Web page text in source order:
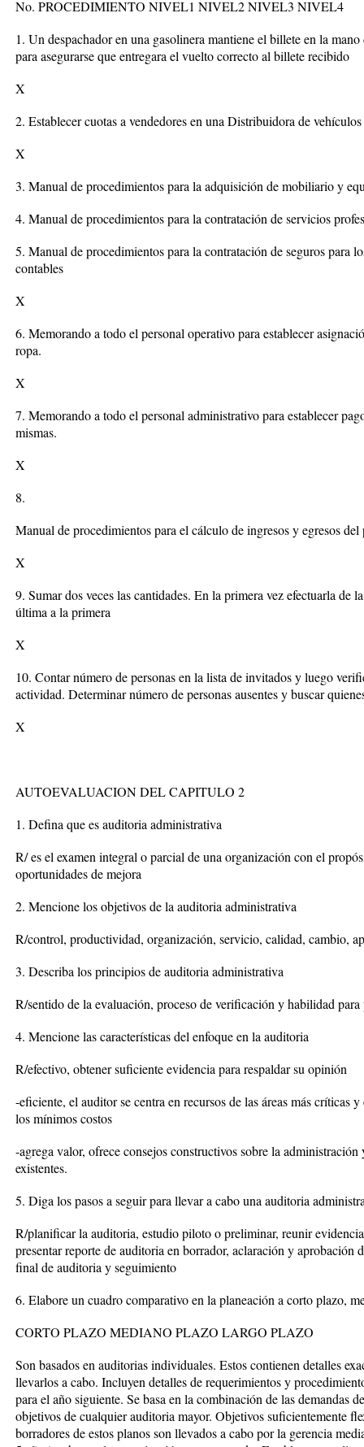
No. PROCEDIMIENTO NIVEL1 NIVEL2 NIVEL3 NIVEL4
1. Un despachador en una gasolinera mantiene el billete en la
para asegurarse que entregara el vuelto correcto al billete recibido
X
2. Establecer cuotas a vendedores en una Distribuidora de
X
3. Manual de procedimientos para la adquisición de mobiliario y
4. Manual de procedimientos para la contratación de servicios
5. Manual de procedimientos para la contratación de seguros para
contables
X
6. Memorando a todo el personal operativo para establecer
ropa.
X
7. Memorando a todo el personal administrativo para establecer
mismas.
X
8.
Manual de procedimientos para el cálculo de ingresos y egresos
X
9. Sumar dos veces las cantidades. En la primera vez efectuarla de
última a la primera
X
10. Contar número de personas en la lista de invitados y luego
actividad. Determinar número de personas ausentes y buscar
X
AUTOEVALUACION DEL CAPITULO 2
1. Defina que es auditoria administrativa
R/ es el examen integral o parcial de una organización con el
oportunidades de mejora
2. Mencione los objetivos de la auditoria administrativa
R/control, productividad, organización, servicio, calidad, cambio,
3. Describa los principios de auditoria administrativa
R/sentido de la evaluación, proceso de verificación y habilidad
4. Mencione las características del enfoque en la auditoria
R/efectivo, obtener suficiente evidencia para respaldar su opinión
-eficiente, el auditor se centra en recursos de las áreas más críticas
los mínimos costos
-agrega valor, ofrece consejos constructivos sobre la
existentes.
5. Diga los pasos a seguir para llevar a cabo una auditoria
R/planificar la auditoria, estudio piloto o preliminar, reunir
presentar reporte de auditoria en borrador, aclaración y aprobación
final de auditoria y seguimiento
6. Elabore un cuadro comparativo en la planeación a corto plazo,
CORTO PLAZO MEDIANO PLAZO LARGO PLAZO
Son basados en auditorias individuales. Estos contienen detalles
llevarlos a cabo. Incluyen detalles de requerimientos y
para el año siguiente. Se basa en la combinación de las demandas
objetivos de cualquier auditoria mayor. Objetivos suficientemente
borradores de estos planos son llevados a cabo por la gerencia